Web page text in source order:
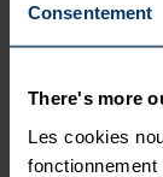
Consentement
There's more
Les cookies
AUCUN